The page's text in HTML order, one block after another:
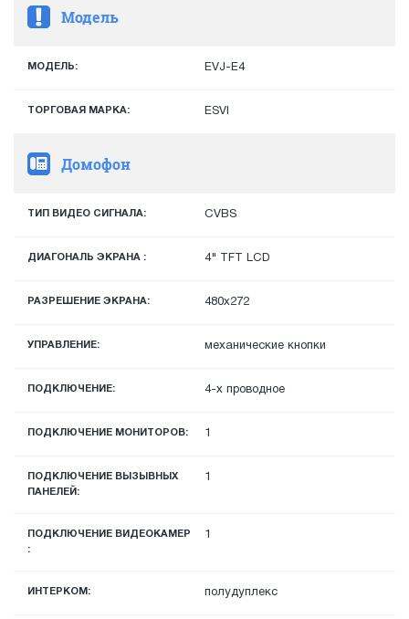
Модель
МОДЕЛЬ: EVJ-E4
ТОРГОВАЯ МАРКА: ESVI
Домофон
ТИП ВИДЕО СИГНАЛА: CVBS
ДИАГОНАЛЬ ЭКРАНА : 4" TFT LCD
РАЗРЕШЕНИЕ ЭКРАНА: 480x272
УПРАВЛЕНИЕ: механические кнопки
ПОДКЛЮЧЕНИЕ: 4-х проводное
ПОДКЛЮЧЕНИЕ МОНИТОРОВ: 1
ПОДКЛЮЧЕНИЕ ВЫЗЫВНЫХ
ПАНЕЛЕЙ:
1
ПОДКЛЮЧЕНИЕ ВИДЕОКАМЕР
:
1
ИНТЕРКОМ: полудуплекс